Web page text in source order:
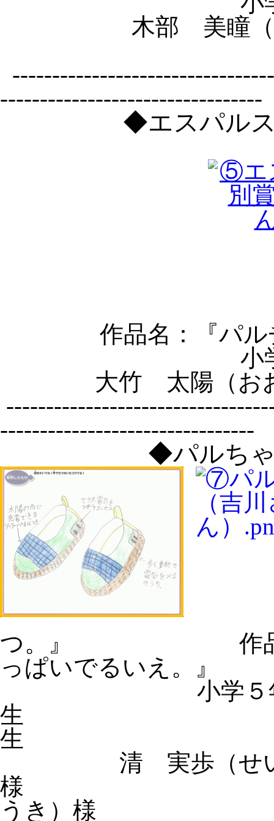
木部 美瞳
---------------------------------
◆エスパル
作品名：『パル
小
大竹 太陽（お
--------------------------------
◆パルち
つ。』
作
っぱいでるいえ。
』
小学５
生 小
生
清 実歩（せい
うき） 様